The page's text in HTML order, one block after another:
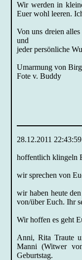
Wir werden in
Euer wohl leeren.
Von uns dreien
und
jeder persönliche
Umarmung von
Fote v. Buddy
28.12.2011 22:43:59
hoffentlich klingeln
wir sprechen von
wir haben heute
von/über Euch. Ihr
Wir hoffen es geht
Anni, Rita Traute
Manni (Witwer
Geburtstag.